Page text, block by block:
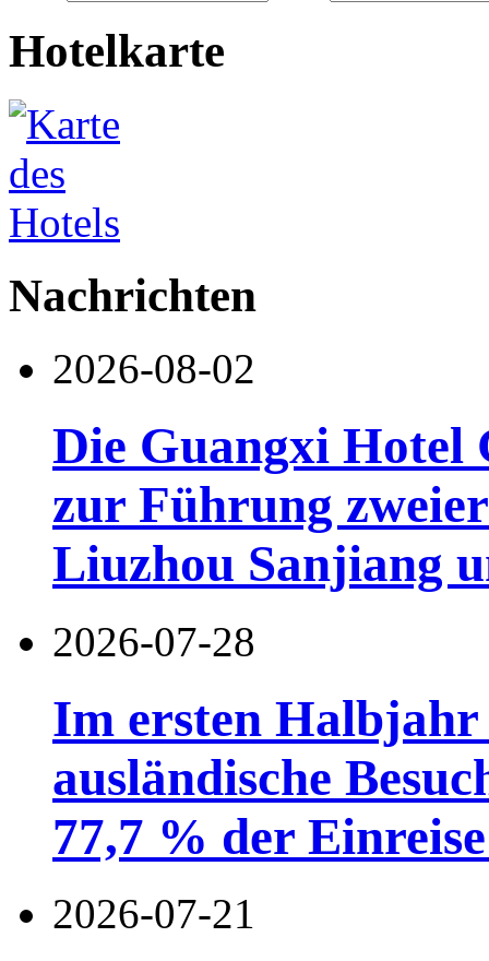
Hotelkarte
Nachrichten
2026-08-02
Die Guangxi Hotel
zur Führung
Liuzhou Sanjiang
2026-07-28
Im ersten
ausländische
77,7 % der
2026-07-21